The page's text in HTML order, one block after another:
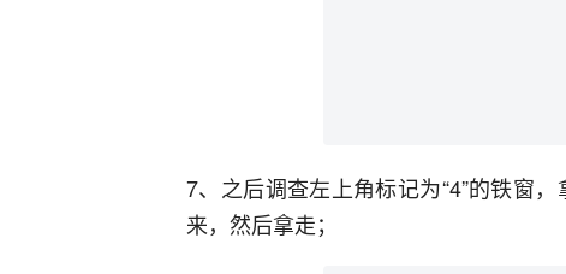
7、之后调查左上角标记为“4”的铁窗
来，然后拿走；